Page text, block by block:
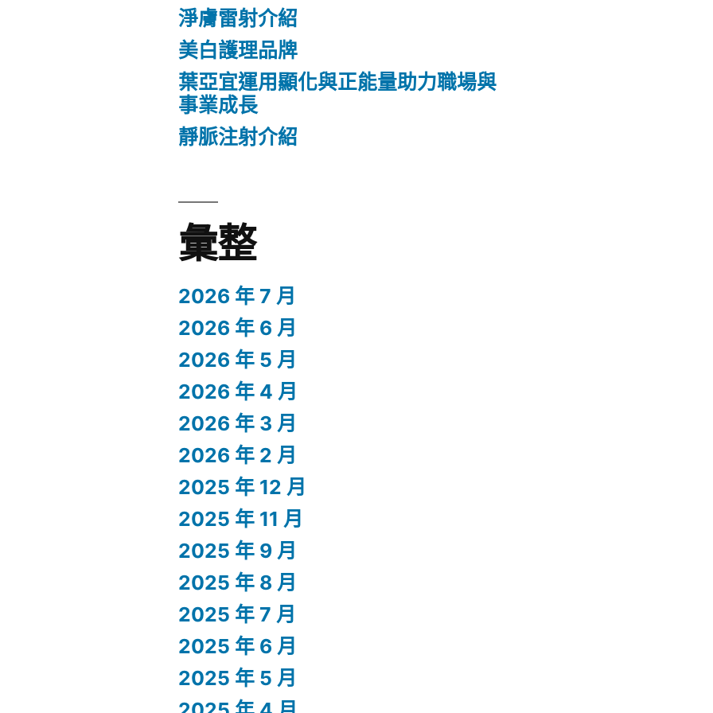
淨膚雷射介紹
美白護理品牌
葉亞宜運用顯化與正能量助力職場與
事業成長
靜脈注射介紹
彙整
2026 年 7 月
2026 年 6 月
2026 年 5 月
2026 年 4 月
2026 年 3 月
2026 年 2 月
2025 年 12 月
2025 年 11 月
2025 年 9 月
2025 年 8 月
2025 年 7 月
2025 年 6 月
2025 年 5 月